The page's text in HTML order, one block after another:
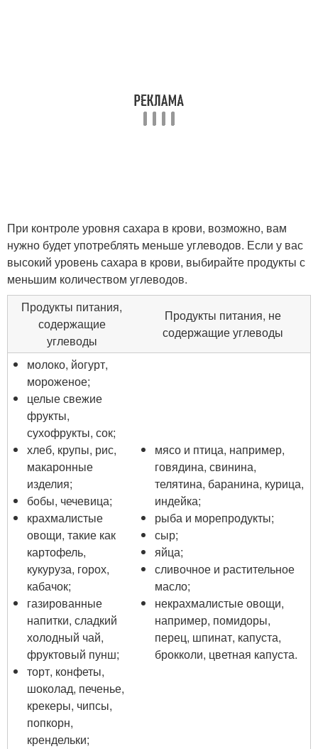
При контроле уровня сахара в крови, возможно, вам
нужно будет употреблять меньше углеводов. Если у вас
высокий уровень сахара в крови, выбирайте продукты с
меньшим количеством углеводов.
Продукты питания,
содержащие
углеводы
Продукты питания, не
содержащие углеводы
молоко, йогурт,
мороженое;
целые свежие
фрукты,
сухофрукты, сок;
хлеб, крупы, рис,
макаронные
изделия;
бобы, чечевица;
крахмалистые
овощи, такие как
картофель,
кукуруза, горох,
кабачок;
газированные
напитки, сладкий
холодный чай,
фруктовый пунш;
торт, конфеты,
шоколад, печенье,
крекеры, чипсы,
попкорн,
крендельки;
мясо и птица, например,
говядина, свинина,
телятина, баранина, курица,
индейка;
рыба и морепродукты;
сыр;
яйца;
сливочное и растительное
масло;
некрахмалистые овощи,
например, помидоры,
перец, шпинат, капуста,
брокколи, цветная капуста.